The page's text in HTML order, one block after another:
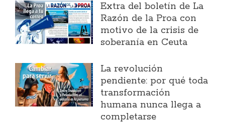
Extra del boletín de La
Razón de la Proa con
motivo de la crisis de
soberanía en Ceuta
La revolución
pendiente: por qué toda
transformación
humana nunca llega a
completarse